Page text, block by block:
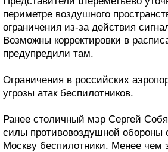
периметре воздушного
ограничения из-за действия
Возможны корректировки в
предупредили там.
Ограничения в российских
угрозы атак беспилотников.
Ранее столичный мэр Сергей
силы противовоздушной обороны
Москву беспилотники. Менее чем